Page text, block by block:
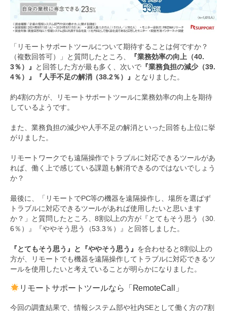
「リモートサポートツールについて期待することは何ですか？
（複数回答可）」と質問したところ、
『業務効率の向上（40.
3％）』
と回答した方が最も多く、次いで 『業務負担の減少（39.
4％）』『人手不足の解消（38.2％）』
となりました。
約4割の方が、リモートサポートツールに業務効率の向上を期待
しているようです。
また、業務負担の減少や人手不足の解消といった回答も上位に挙
がりました。
リモートワークでも遠隔操作でトラブルに対応できるツールがあ
れば、働く上で感じている課題も解消できるのではないでしょう
か？
最後に、「リモートでPC等の機器を遠隔操作し、場所を選ばず
トラブルに対応できるツールがあれば使用したいと思います
か？」と質問したところ、8割以上の方が『とてもそう思う（30.
6％）』『ややそう思う（53.3％）』と回答しました。
『とてもそう思う』と『ややそう思う』 を合わせると8割以上の
方が、リモートでも機器を遠隔操作してトラブルに対応できるツ
ールを使用したいと考えていることが明らかになりました。
リモートサポートツールなら「RemoteCall」
今回の調査結果で、情報システム部や社内SEとして働く方の7割